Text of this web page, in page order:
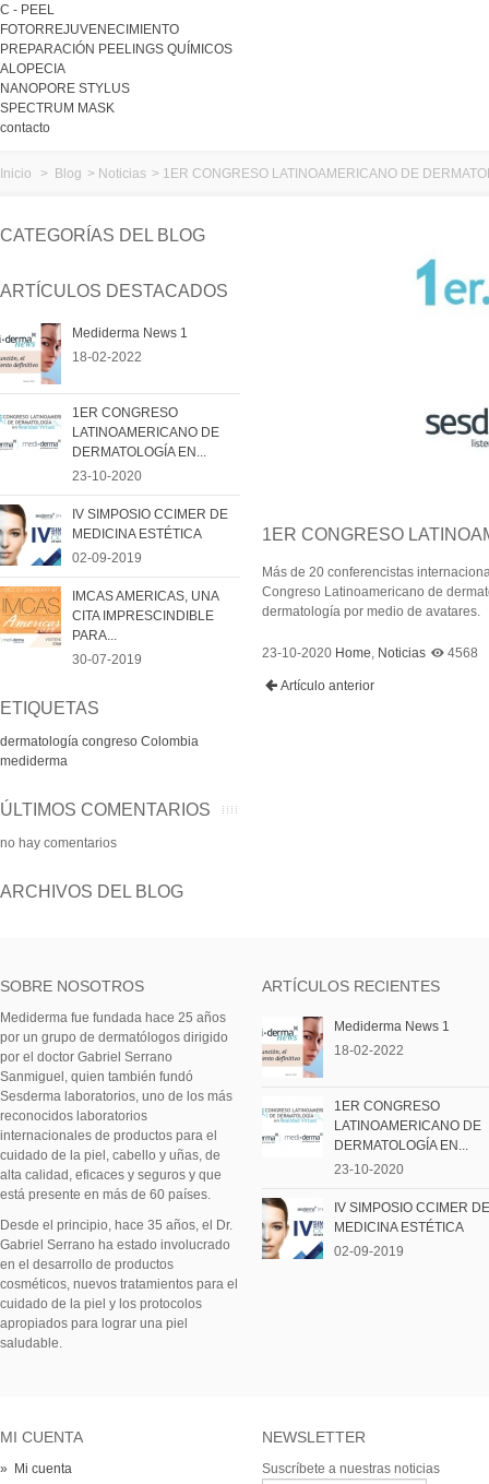
C - PEEL
FOTORREJUVENECIMIENTO
PREPARACIÓN PEELINGS QUÍMICOS
ALOPECIA
NANOPORE STYLUS
SPECTRUM MASK
contacto
Inicio > Blog > Noticias > 1ER CONGRESO LATINOAMERICANO DE
CATEGORÍAS DEL BLOG
ARTÍCULOS DESTACADOS
Mediderma News 1
18-02-2022
1ER CONGRESO
LATINOAMERICANO DE
DERMATOLOGÍA EN...
23-10-2020
IV SIMPOSIO CCIMER DE
MEDICINA ESTÉTICA
02-09-2019
IMCAS AMERICAS, UNA
CITA IMPRESCINDIBLE
PARA...
30-07-2019
ETIQUETAS
dermatología congreso Colombia
mediderma
ÚLTIMOS COMENTARIOS
no hay comentarios
ARCHIVOS DEL BLOG
1ER CONGRESO
Más de 20 conferencistas
Congreso Latinoamericano de
dermatología por medio de avatares.
23-10-2020 Home, Noticias 4568
Artículo anterior
SOBRE NOSOTROS
Mediderma fue fundada hace 25 años
por un grupo de dermatólogos dirigido
por el doctor Gabriel Serrano
Sanmiguel, quien también fundó
Sesderma laboratorios, uno de los más
reconocidos laboratorios
internacionales de productos para el
cuidado de la piel, cabello y uñas, de
alta calidad, eficaces y seguros y que
está presente en más de 60 países.
Desde el principio, hace 35 años, el Dr.
Gabriel Serrano ha estado involucrado
en el desarrollo de productos
cosméticos, nuevos tratamientos para el
cuidado de la piel y los protocolos
apropiados para lograr una piel
saludable.
ARTÍCULOS RECIENTES
Mediderma News 1
18-02-2022
1ER CONGRESO
LATINOAMERICANO DE
DERMATOLOGÍA EN...
23-10-2020
IV SIMPOSIO CCIMER DE
MEDICINA ESTÉTICA
02-09-2019
MI CUENTA
» Mi cuenta
NEWSLETTER
Suscríbete a nuestras noticias